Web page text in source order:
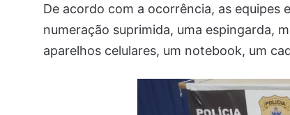
De acordo com a ocorrência, as equipes
numeração suprimida, uma espingarda,
aparelhos celulares, um notebook, um